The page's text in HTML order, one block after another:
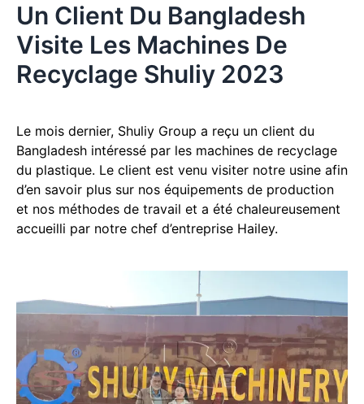
Un Client Du Bangladesh
Visite Les Machines De
Recyclage Shuliy 2023
Le mois dernier, Shuliy Group a reçu un client du
Bangladesh intéressé par les machines de recyclage
du plastique. Le client est venu visiter notre usine afin
d’en savoir plus sur nos équipements de production
et nos méthodes de travail et a été chaleureusement
accueilli par notre chef d’entreprise Hailey.